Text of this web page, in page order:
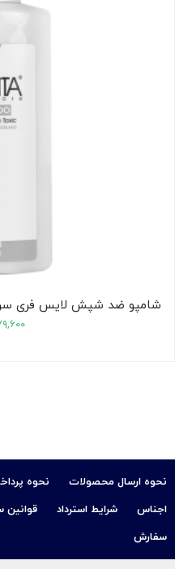
شامپو ضد شپش لایس فری سریتا
نحوه ارسال محصولات نحوه
اجناس
شرایط استرداد
سفارش